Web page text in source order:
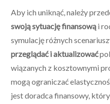
Aby ich uniknąć, należy
swoją sytuację finansową i
symulację różnych
przeglądać i aktualizować
wiązanych z kosztownymi
mogą ograniczać
jest doradca finansowy,